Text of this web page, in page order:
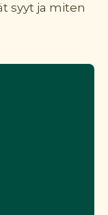
syyt ja miten